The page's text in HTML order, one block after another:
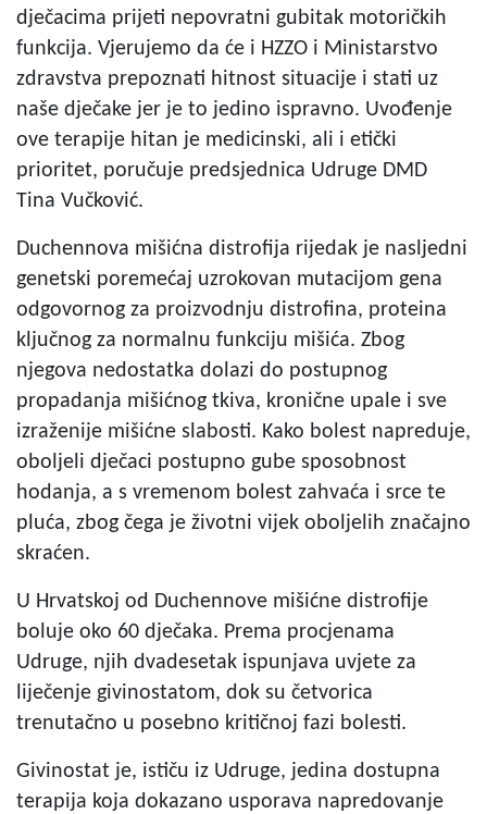
dječacima prijeti nepovratni gubitak motoričkih
funkcija. Vjerujemo da će i HZZO i Ministarstvo
zdravstva prepoznati hitnost situacije i stati uz
naše dječake jer je to jedino ispravno. Uvođenje
ove terapije hitan je medicinski, ali i etički
prioritet, poručuje predsjednica Udruge DMD
Tina Vučković.
Duchennova mišićna distrofija rijedak je nasljedni
genetski poremećaj uzrokovan mutacijom gena
odgovornog za proizvodnju distrofina, proteina
ključnog za normalnu funkciju mišića. Zbog
njegova nedostatka dolazi do postupnog
propadanja mišićnog tkiva, kronične upale i sve
izraženije mišićne slabosti. Kako bolest napreduje,
oboljeli dječaci postupno gube sposobnost
hodanja, a s vremenom bolest zahvaća i srce te
pluća, zbog čega je životni vijek oboljelih značajno
skraćen.
U Hrvatskoj od Duchennove mišićne distrofije
boluje oko 60 dječaka. Prema procjenama
Udruge, njih dvadesetak ispunjava uvjete za
liječenje givinostatom, dok su četvorica
trenutačno u posebno kritičnoj fazi bolesti.
Givinostat je, ističu iz Udruge, jedina dostupna
terapija koja dokazano usporava napredovanje